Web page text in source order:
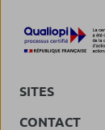
SITES
CONTACT